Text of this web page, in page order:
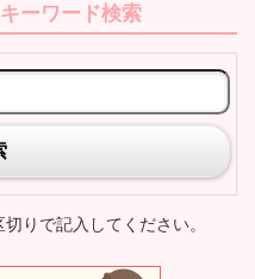
ーワード検索
りで記入してください。